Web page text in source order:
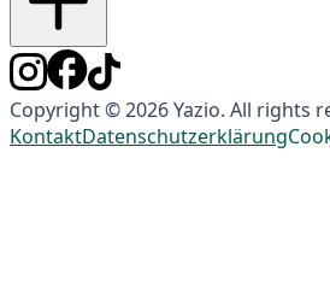
Copyright © 2026 Yazio. All rights
KontaktDatenschutzerklärung